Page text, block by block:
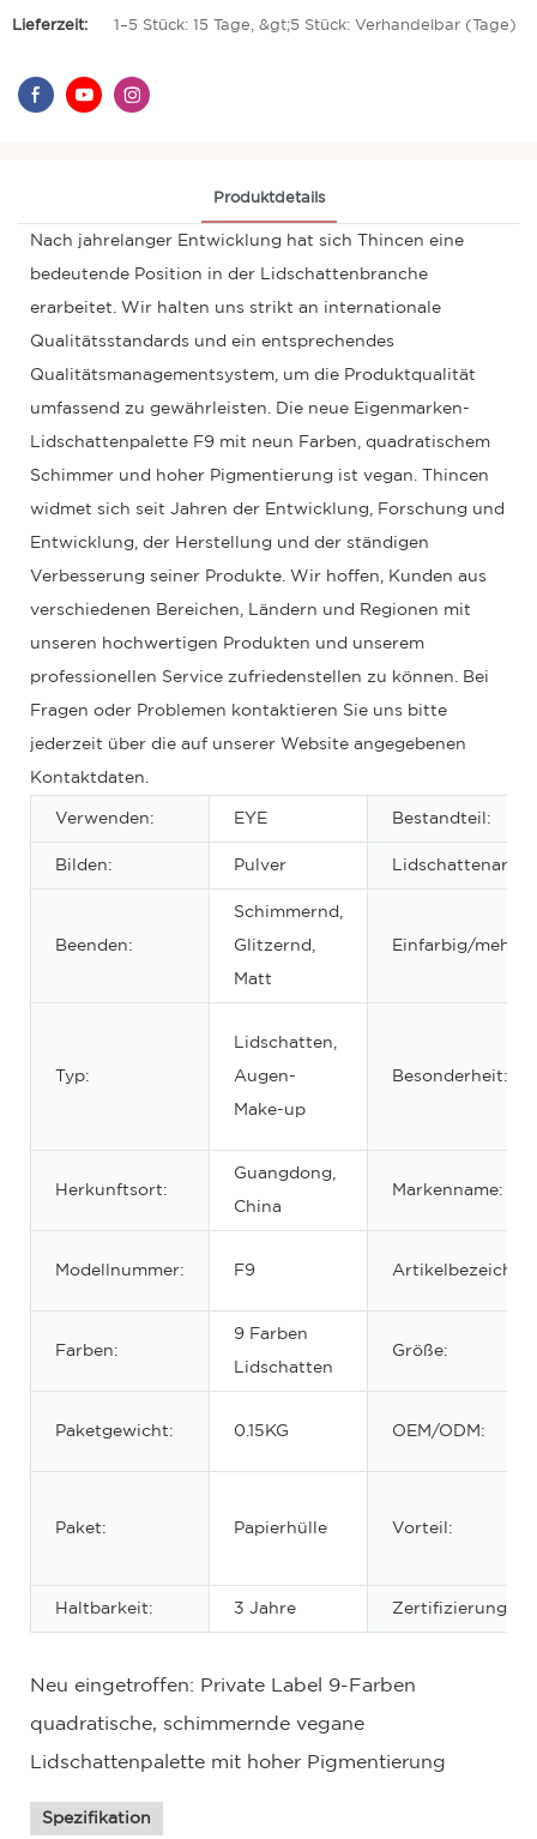
Lieferzeit: 1–5 Stück: 15 Tage, &gt;5 Stück: Verhandelbar (Tage)
Produktdetails
Nach jahrelanger Entwicklung hat sich Thincen eine
bedeutende Position in der Lidschattenbranche
erarbeitet. Wir halten uns strikt an internationale
Qualitätsstandards und ein entsprechendes
Qualitätsmanagementsystem, um die Produktqualität
umfassend zu gewährleisten. Die neue Eigenmarken-
Lidschattenpalette F9 mit neun Farben, quadratischem
Schimmer und hoher Pigmentierung ist vegan. Thincen
widmet sich seit Jahren der Entwicklung, Forschung und
Entwicklung, der Herstellung und der ständigen
Verbesserung seiner Produkte. Wir hoffen, Kunden aus
verschiedenen Bereichen, Ländern und Regionen mit
unseren hochwertigen Produkten und unserem
professionellen Service zufriedenstellen zu können. Bei
Fragen oder Problemen kontaktieren Sie uns bitte
jederzeit über die auf unserer Website angegebenen
Kontaktdaten.
Verwenden: EYE Bestandteil:
Bilden: Pulver Lidschattenart:
Beenden:
Schimmernd,
Glitzernd,
Matt
Einfarbig/
Typ:
Lidschatten,
Augen-
Make-up
Besonderheit:
Herkunftsort:
Guangdong,
China
Markenname:
Modellnummer: F9
Farben:
9 Farben
Lidschatten
Größe:
Paketgewicht: 0.15KG OEM/ODM:
Paket: Papierhülle Vorteil:
Haltbarkeit: 3 Jahre Zertifizierung:
Neu eingetroffen: Private Label 9-Farben
quadratische, schimmernde vegane
Lidschattenpalette mit hoher Pigmentierung
Spezifikation